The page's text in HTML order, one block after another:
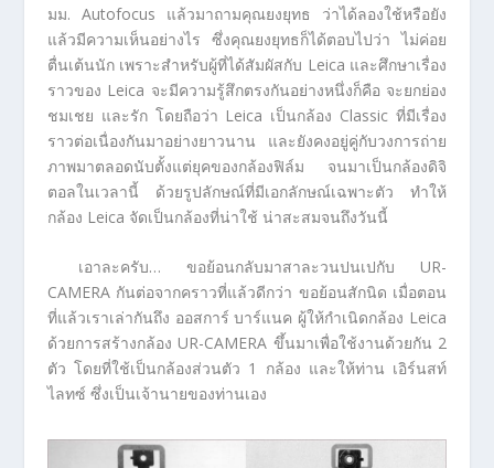
มม. Autofocus แล้วมาถามคุณยงยุทธ ว่าได้ลองใช้หรือยัง
แล้วมีความเห็นอย่างไร ซึ่งคุณยงยุทธก็ได้ตอบไปว่า ไม่ค่อย
ตื่นเต้นนัก เพราะสำหรับผู้ที่ได้สัมผัสกับ Leica และศึกษาเรื่อง
ราวของ Leica จะมีความรู้สึกตรงกันอย่างหนึ่งก็คือ จะยกย่อง
ชมเชย และรัก โดยถือว่า Leica เป็นกล้อง Classic ที่มีเรื่อง
ราวต่อเนื่องกันมาอย่างยาวนาน และยังคงอยู่คู่กับวงการถ่าย
ภาพมาตลอดนับตั้งแต่ยุคของกล้องฟิล์ม จนมาเป็นกล้องดิจิ
ตอลในเวลานี้ ด้วยรูปลักษณ์ที่มีเอกลักษณ์เฉพาะตัว ทำให้
กล้อง Leica จัดเป็นกล้องที่น่าใช้ น่าสะสมจนถึงวันนี้
เอาละครับ… ขอย้อนกลับมาสาละวนปนเปกับ UR-
CAMERA กันต่อจากคราวที่แล้วดีกว่า ขอย้อนสักนิด เมื่อตอน
ที่แล้วเราเล่ากันถึง ออสการ์ บาร์แนค ผู้ให้กำเนิดกล้อง Leica
ด้วยการสร้างกล้อง UR-CAMERA ขึ้นมาเพื่อใช้งานด้วยกัน 2
ตัว โดยที่ใช้เป็นกล้องส่วนตัว 1 กล้อง และให้ท่าน เอิร์นสท์
ไลทซ์ ซึ่งเป็นเจ้านายของท่านเอง